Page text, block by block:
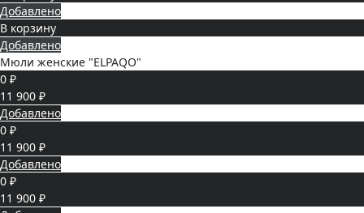
Добавлено
В корзину
Добавлено
Мюли женские "ELPAQO"
0 ₽
11 900 ₽
Добавлено
0 ₽
11 900 ₽
Добавлено
0 ₽
11 900 ₽